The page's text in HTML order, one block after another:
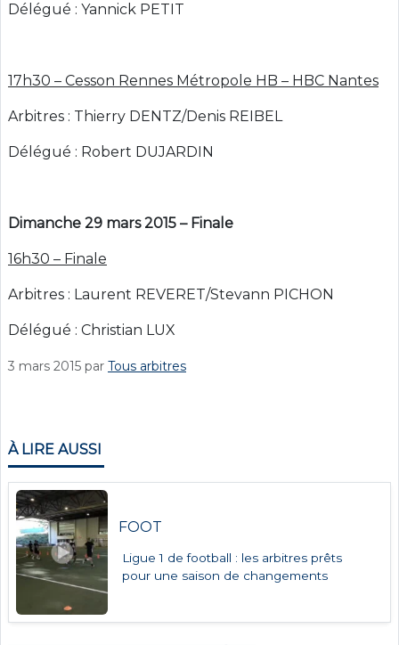
Délégué : Yannick PETIT
17h30 – Cesson Rennes Métropole HB – HBC Nantes
Arbitres : Thierry DENTZ/Denis REIBEL
Délégué : Robert DUJARDIN
Dimanche 29 mars 2015 – Finale
16h30 – Finale
Arbitres : Laurent REVERET/Stevann PICHON
Délégué : Christian LUX
3 mars 2015 par Tous arbitres
À LIRE AUSSI
FOOT
Ligue 1 de football : les arbitres prêts
pour une saison de changements